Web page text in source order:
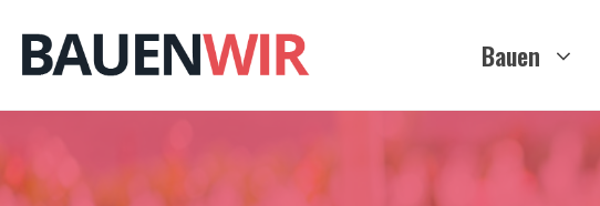
Inhalt
springen
Bauen